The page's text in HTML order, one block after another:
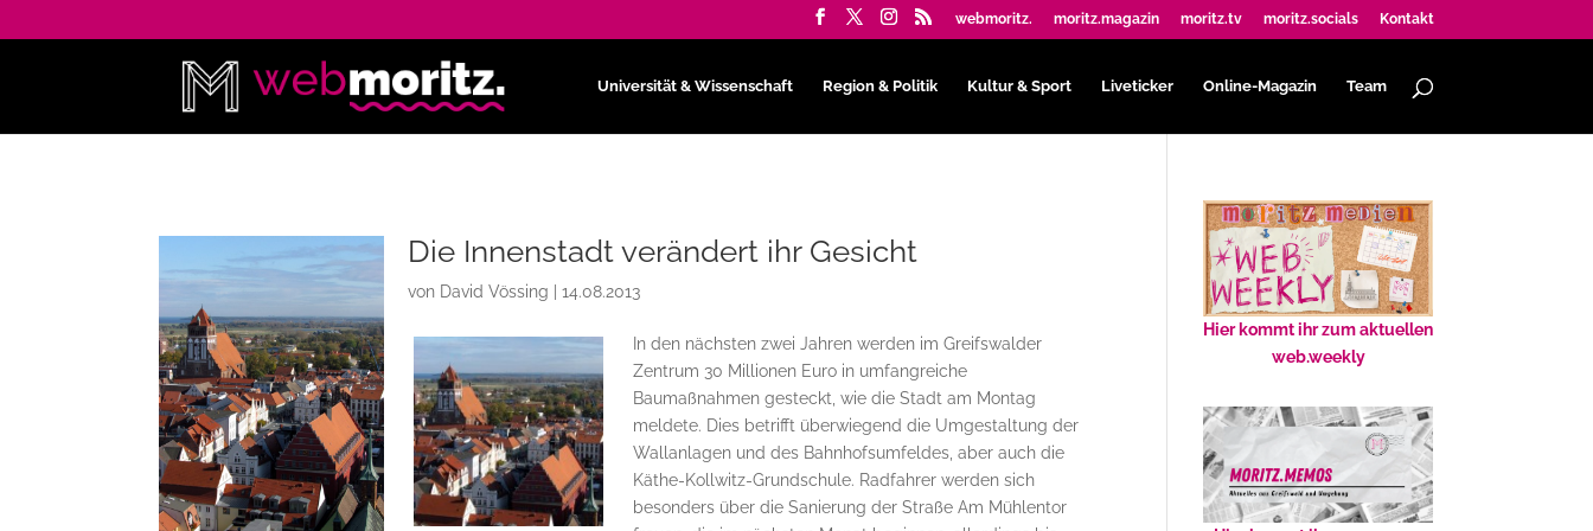
webmoritz. moritz.magazin moritz.tv moritz.socials Kontakt
Universität & Wissenschaft Region & Politik Kultur & Sport Liveticker Online-Magazin Team
Die Innenstadt verändert ihr Gesicht
von David Vössing |14.08.2013
In den nächsten zwei Jahren werden im Greifswalder
Zentrum 30 Millionen Euro in umfangreiche
Baumaßnahmen gesteckt, wie die Stadt am Montag
meldete. Dies betrifft überwiegend die Umgestaltung der
Wallanlagen und des Bahnhofsumfeldes, aber auch die
Käthe-Kollwitz-Grundschule. Radfahrer werden sich
besonders über die Sanierung der Straße Am Mühlentor
Hier kommt ihr zum aktuellen
web.weekly